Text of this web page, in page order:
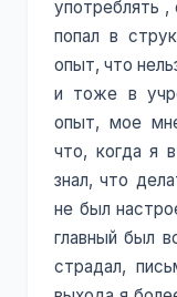
употреблять ,
попал в
опыт, что
и тоже в
опыт, мое
что, когда я
знал, что
не был
главный был
страдал,